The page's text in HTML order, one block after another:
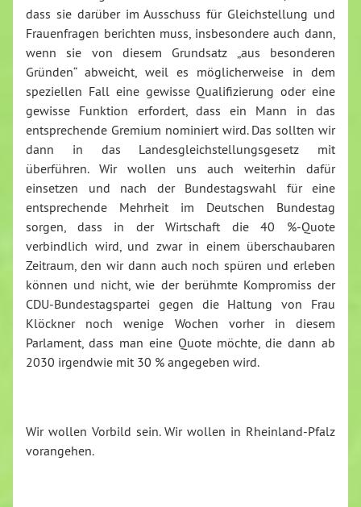
dass sie darüber im Ausschuss für Gleichstellung und
Frauenfragen berichten muss, insbesondere auch dann,
wenn sie von diesem Grundsatz „aus besonderen
Gründen“ abweicht, weil es möglicherweise in dem
speziellen Fall eine gewisse Qualifizierung oder eine
gewisse Funktion erfordert, dass ein Mann in das
entsprechende Gremium nominiert wird. Das sollten wir
dann in das Landesgleichstellungsgesetz mit
überführen. Wir wollen uns auch weiterhin dafür
einsetzen und nach der Bundestagswahl für eine
entsprechende Mehrheit im Deutschen Bundestag
sorgen, dass in der Wirtschaft die 40 %-Quote
verbindlich wird, und zwar in einem überschaubaren
Zeitraum, den wir dann auch noch spüren und erleben
können und nicht, wie der berühmte Kompromiss der
CDU-Bundestagspartei gegen die Haltung von Frau
Klöckner noch wenige Wochen vorher in diesem
Parlament, dass man eine Quote möchte, die dann ab
2030 irgendwie mit 30 % angegeben wird.
Wir wollen Vorbild sein. Wir wollen in Rheinland-Pfalz
vorangehen.